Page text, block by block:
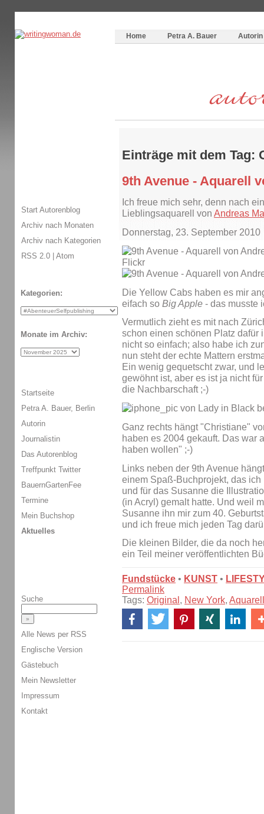
Home
Petra A. Bauer Autorin
Einträge mit dem Tag:
9th Avenue - Aquarell
Ich freue mich sehr, denn nach
Lieblingsaquarell von Andreas
Donnerstag, 23. September 2010
Die Yellow Cabs haben es mir
eifach so Big Apple - das musste
Vermutlich zieht es mit nach
schon einen schönen Platz dafür
nicht so einfach; also habe ich
nun steht der echte Mattern
Ein wenig gequetscht zwar, und
gewöhnt ist, aber es ist ja nicht
die Nachbarschaft ;-)
Ganz rechts hängt "Christiane"
haben es 2004 gekauft. Das war
haben wollen" ;-)
Links neben der 9th Avenue
einem Spaß-Buchprojekt, das
und für das Susanne die
(in Acryl) gemalt hatte. Und weil
Susanne ihn mir zum 40.
und ich freue mich jeden Tag
Die kleinen Bilder, die da noch
ein Teil meiner veröffentlichten
Fundstücke • KUNST •
Permalink
Tags: Original , New York, Aquarell
Start Autorenblog
Archiv nach Monaten
Archiv nach Kategorien
RSS 2.0 | Atom
Kategorien:
Monate im Archiv:
Startseite
Petra A. Bauer, Berlin
Autorin
Journalistin
Das Autorenblog
Treffpunkt Twitter
BauernGartenFee
Termine
Mein Buchshop
Aktuelles
Suche
Alle News per RSS
Englische Version
Gästebuch
Mein Newsletter
Impressum
Kontakt